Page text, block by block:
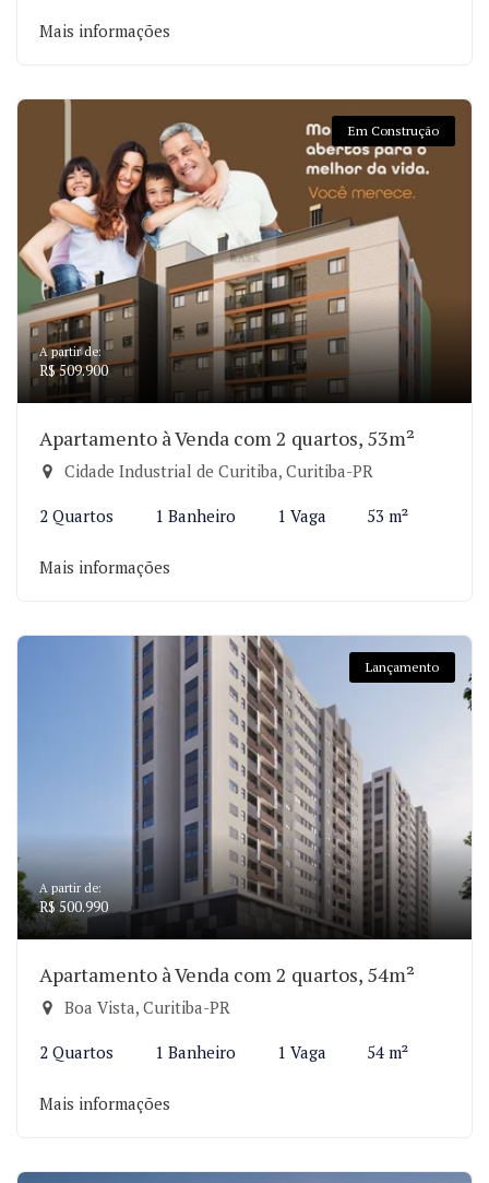
Mais informações
Em Construção
A partir de:
R$ 509.900
Apartamento à Venda com 2 quartos, 53m²
Cidade Industrial de Curitiba, Curitiba-PR
2 Quartos 1 Banheiro 1 Vaga 53 m²
Mais informações
Lançamento
A partir de:
R$ 500.990
Apartamento à Venda com 2 quartos, 54m²
Boa Vista, Curitiba-PR
2 Quartos 1 Banheiro 1 Vaga 54 m²
Mais informações